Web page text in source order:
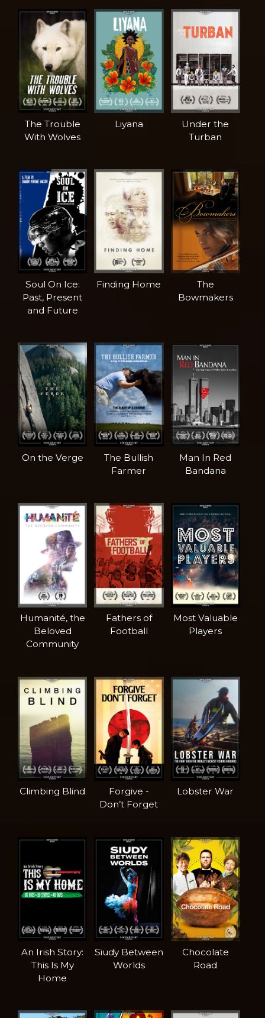
The Trouble
With Wolves
Liyana
Under the
Turban
Soul On Ice:
Past, Present
and Future
Finding Home
The
Bowmakers
On the Verge
The Bullish
Farmer
Man In Red
Bandana
Humanité, the
Beloved
Community
Fathers of
Football
Most Valuable
Players
Climbing Blind
Forgive -
Don’t Forget
Lobster War
An Irish Story:
This Is My
Home
Siudy Between
Worlds
Chocolate
Road